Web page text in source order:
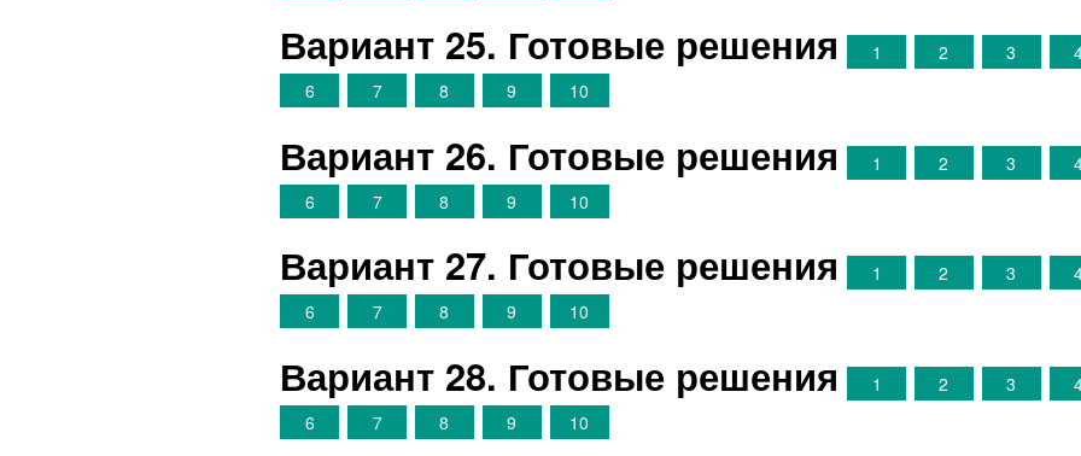
Вариант 25. Готовые решения 1 2 3
6
7 8 9 10
Вариант 26. Готовые решения 1 2 3
6
7 8 9 10
Вариант 27. Готовые решения 1 2 3
6
7 8 9 10
Вариант 28. Готовые решения 1 2 3
6
7 8 9 10